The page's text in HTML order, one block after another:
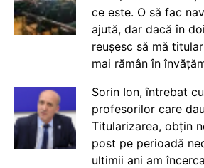
ce este. O să fac
ajută, dar dacă în
reușesc să mă
mai rămân în
Sorin Ion, întrebat
profesorilor care
Titularizarea, obțin
post pe perioadă
ultimii ani am